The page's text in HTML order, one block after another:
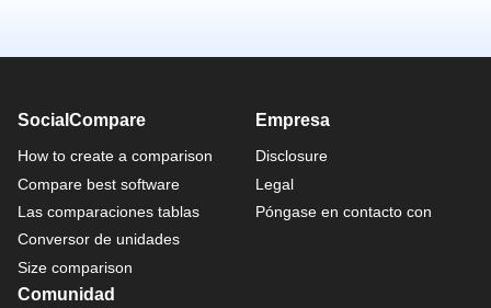
SocialCompare
How to create a comparison
Compare best software
Las comparaciones tablas
Conversor de unidades
Size comparison
Empresa
Disclosure
Legal
Póngase en contacto con
Comunidad